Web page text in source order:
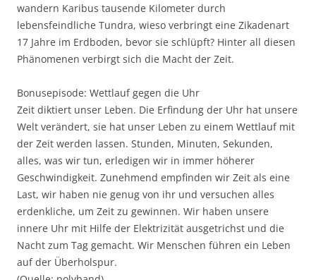
wandern Karibus tausende Kilometer durch
lebensfeindliche Tundra, wieso verbringt eine Zikadenart
17 Jahre im Erdboden, bevor sie schlüpft? Hinter all diesen
Phänomenen verbirgt sich die Macht der Zeit.
Bonusepisode: Wettlauf gegen die Uhr
Zeit diktiert unser Leben. Die Erfindung der Uhr hat unsere
Welt verändert, sie hat unser Leben zu einem Wettlauf mit
der Zeit werden lassen. Stunden, Minuten, Sekunden,
alles, was wir tun, erledigen wir in immer höherer
Geschwindigkeit. Zunehmend empfinden wir Zeit als eine
Last, wir haben nie genug von ihr und versuchen alles
erdenkliche, um Zeit zu gewinnen. Wir haben unsere
innere Uhr mit Hilfe der Elektrizität ausgetrichst und die
Nacht zum Tag gemacht. Wir Menschen führen ein Leben
auf der Überholspur.